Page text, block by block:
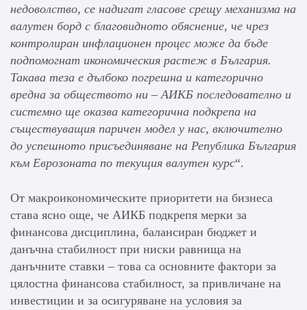
недоволство, се надигат гласове срещу механизма на
валутен борд с благовидното обяснение, че чрез
контролиран инфлационен процес може да бъде
подпомогнат икономическия растеж в България.
Такава теза е дълбоко погрешна и категорично
вредна за обществото ни – АИКБ последователно и
системно ще оказва категорична подкрепа на
съществуващия паричен модел у нас, включително
до успешното присъединяване на Република България
към Еврозоната по текущия валутен курс“.
От макроикономическите приоритети на бизнеса
става ясно още, че АИКБ подкрепя мерки за
финансова дисциплина, балансиран бюджет и
данъчна стабилност при ниски равнища на
данъчните ставки – това са основните фактори за
цялостна финансова стабилност, за привличане на
инвестиции и за осигуряване на условия за